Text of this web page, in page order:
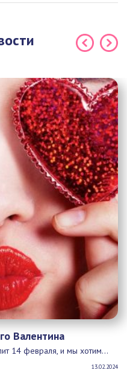
Валентина
14 февраля, и мы хотим...
13.02.2024